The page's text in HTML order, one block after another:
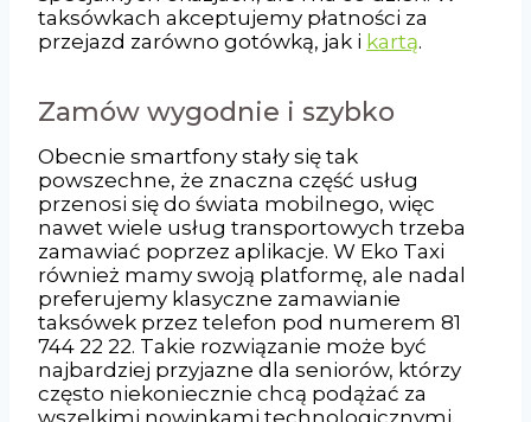
taksówkach akceptujemy płatności za
przejazd zarówno gotówką, jak i kartą.
Zamów wygodnie i szybko
Obecnie smartfony stały się tak
powszechne, że znaczna część usług
przenosi się do świata mobilnego, więc
nawet wiele usług transportowych trzeba
zamawiać poprzez aplikacje. W Eko Taxi
również mamy swoją platformę, ale nadal
preferujemy klasyczne zamawianie
taksówek przez telefon pod numerem 81
744 22 22. Takie rozwiązanie może być
najbardziej przyjazne dla seniorów, którzy
często niekoniecznie chcą podążać za
wszelkimi nowinkami technologicznymi.